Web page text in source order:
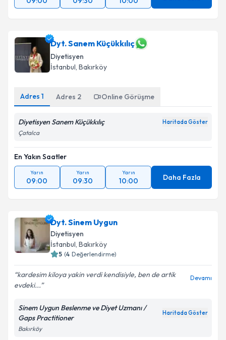
Dyt. Sanem Küçükkılıç
Diyetisyen
İstanbul, Bakırköy
Adres 1 Adres 2 Online Görüşme
Diyetisyen Sanem Küçükkılıç Haritada Göster
Çatalca
En Yakın Saatler
Yarın
09:00
Yarın
09:30
Yarın
10:00 Daha Fazla
Dyt. Sinem Uygun
Diyetisyen
İstanbul, Bakırköy
5 (4 Değerlendirme)
kardesim kiloya yakin verdi kendisiyle, ben de artik
evdeki...
Devamı
Sinem Uygun Beslenme ve Diyet Uzmanı /
Gaps Practitioner
Haritada Göster
Bakırköy